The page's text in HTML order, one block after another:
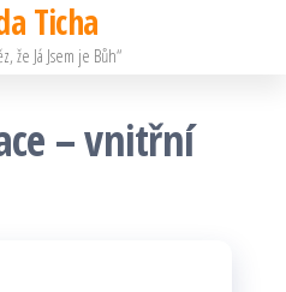
Ticha
že Já Jsem je Bůh“
– vnitřní